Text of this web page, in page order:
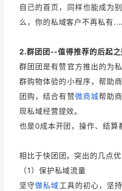
自己的首页，同样也能成为
么，你的私域客户不再私有
2.群团团--值得推荐的后起之
群团团是有赞官方推出的为
群购物体验的小程序，帮助
团购，结合有赞微商城帮助
现私域经营提效。
也是0成本开团，操作、结算
相比于快团团，突出的几点优
（1）保护私域流量
坚守做私域工具的初心，坚